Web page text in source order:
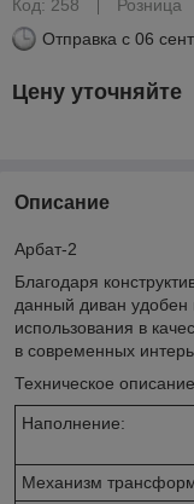
Код: 258
Розница
Отправка с 06
Цену уточняйте
Описание
Арбат-2
Благодаря
данный диван удобен
использования в
в современных
Техническое описание
Наполнение:
Механизм